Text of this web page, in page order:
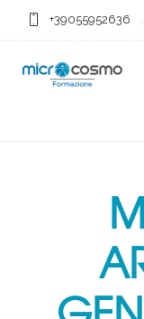
+39055952636